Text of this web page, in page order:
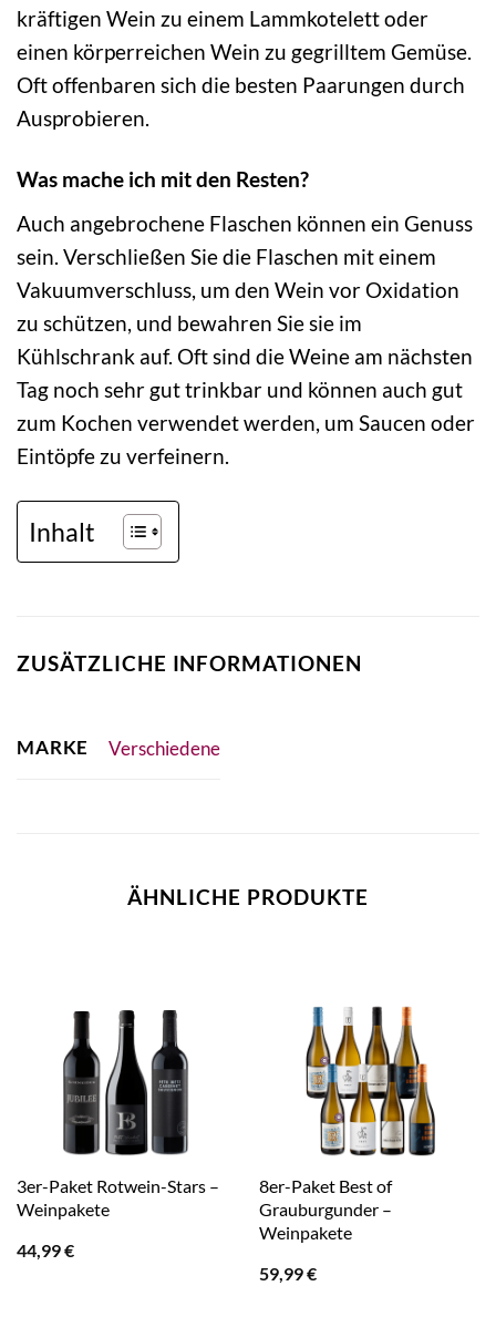
kräftigen Wein zu einem Lammkotelett oder
einen körperreichen Wein zu gegrilltem Gemüse.
Oft offenbaren sich die besten Paarungen durch
Ausprobieren.
Was mache ich mit den Resten?
Auch angebrochene Flaschen können ein Genuss
sein. Verschließen Sie die Flaschen mit einem
Vakuumverschluss, um den Wein vor Oxidation
zu schützen, und bewahren Sie sie im
Kühlschrank auf. Oft sind die Weine am nächsten
Tag noch sehr gut trinkbar und können auch gut
zum Kochen verwendet werden, um Saucen oder
Eintöpfe zu verfeinern.
Inhalt
ZUSÄTZLICHE INFORMATIONEN
MARKE Verschiedene
ÄHNLICHE PRODUKTE
3er-Paket Rotwein-Stars –
Weinpakete
44,99€
8er-Paket Best of
Grauburgunder –
Weinpakete
59,99€